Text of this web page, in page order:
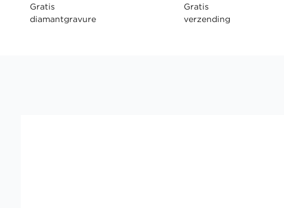
Gratis
diamantgravure
Gratis
verzending